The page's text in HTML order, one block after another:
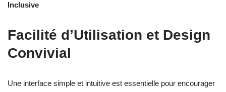
Inclusive
Facilité d’Utilisation et Design
Convivial
Une interface simple et intuitive est essentielle pour encourager